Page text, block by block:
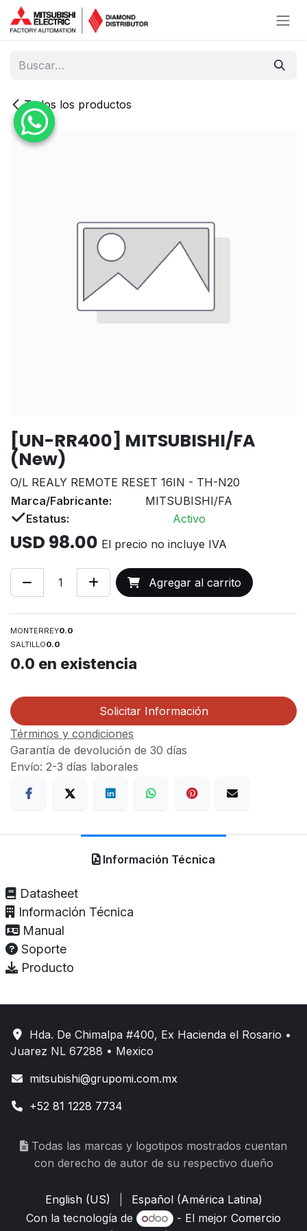
Ir al contenido
Todos los productos
[UN-RR400] MITSUBISHI/FA
(New)
O/L REALY REMOTE RESET 16IN - TH-N20
Marca/Fabricante:
MITSUBISHI/FA
Estatus:
Activo
USD 98.00 El precio no incluye IVA
Agregar al carrito
MONTERREY0.0
SALTILLO0.0
0.0 en existencia
Solicitar Información
Términos y condiciones
Garantía de devolución de 30 días
Envío: 2-3 días laborales
Información Técnica
Datasheet
Información Técnica
Manual
Soporte
Producto
Hda. De Chimalpa #400, Ex Hacienda el Rosario •
Juarez NL 67288 • Mexico
mitsubishi@grupomi.com.mx
+52 81 1228 7734
Todas las marcas y logotipos mostrados cuentan
con derecho de autor de su respectivo dueño
English (US)
Español (América Latina)
Con la tecnología de
- El mejorComercio